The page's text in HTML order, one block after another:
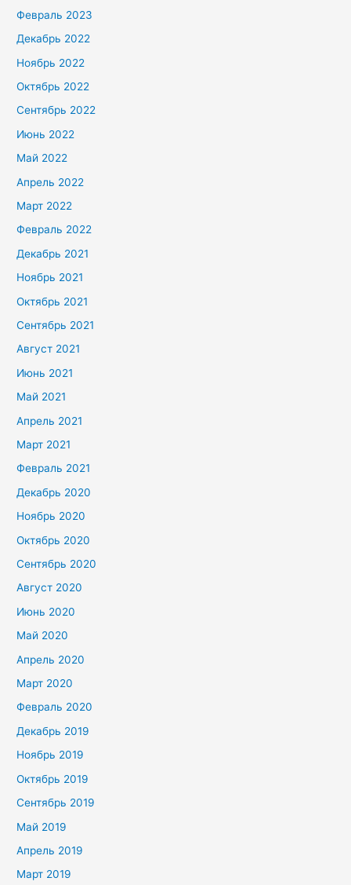
Февраль 2023
Декабрь 2022
Ноябрь 2022
Октябрь 2022
Сентябрь 2022
Июнь 2022
Май 2022
Апрель 2022
Март 2022
Февраль 2022
Декабрь 2021
Ноябрь 2021
Октябрь 2021
Сентябрь 2021
Август 2021
Июнь 2021
Май 2021
Апрель 2021
Март 2021
Февраль 2021
Декабрь 2020
Ноябрь 2020
Октябрь 2020
Сентябрь 2020
Август 2020
Июнь 2020
Май 2020
Апрель 2020
Март 2020
Февраль 2020
Декабрь 2019
Ноябрь 2019
Октябрь 2019
Сентябрь 2019
Май 2019
Апрель 2019
Март 2019